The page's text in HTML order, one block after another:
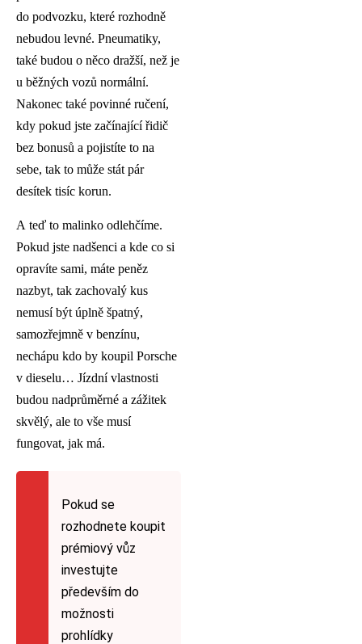
do podvozku, které rozhodně
nebudou levné. Pneumatiky,
také budou o něco dražší, než je
u běžných vozů normální.
Nakonec také povinné ručení,
kdy pokud jste začínající řidič
bez bonusů a pojistíte to na
sebe, tak to může stát pár
desítek tisíc korun.
A teď to malinko odlehčíme.
Pokud jste nadšenci a kde co si
opravíte sami, máte peněz
nazbyt, tak zachovalý kus
nemusí být úplně špatný,
samozřejmně v benzínu,
nechápu kdo by koupil Porsche
v dieselu… Jízdní vlastnosti
budou nadprůměrné a zážitek
skvělý, ale to vše musí
fungovat, jak má.
Pokud se
rozhodnete koupit
prémiový vůz
investujte
především do
možnosti
prohlídky